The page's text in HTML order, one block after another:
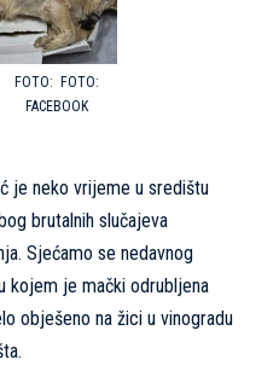
FOTO:
FACEBOOK
je neko vrijeme u središtu
brutalnih slučajeva
Sjećamo se nedavnog
kojem je mački odrubljena
obješeno na žici u vinogradu